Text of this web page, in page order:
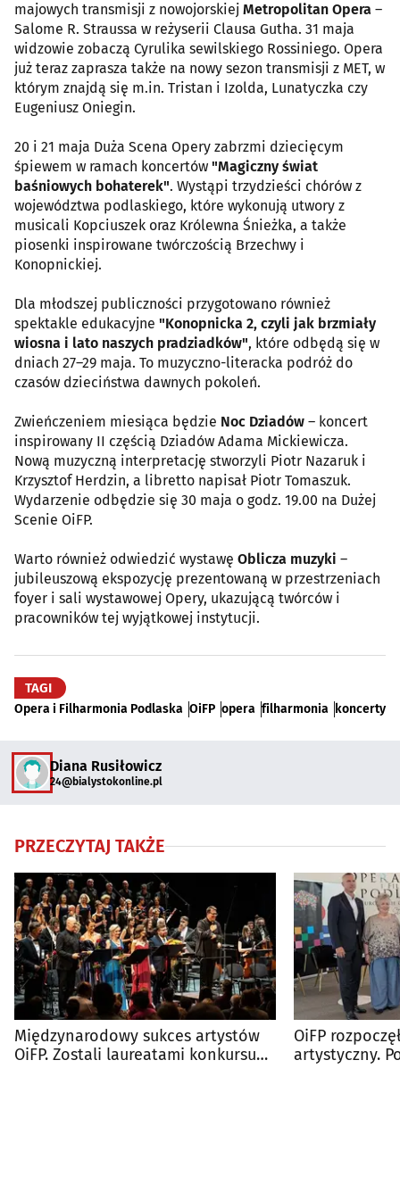
majowych transmisji z nowojorskiej Metropolitan Opera –
Salome R. Straussa w reżyserii Clausa Gutha. 31 maja
widzowie zobaczą Cyrulika sewilskiego Rossiniego. Opera
już teraz zaprasza także na nowy sezon transmisji z MET, w
którym znajdą się m.in. Tristan i Izolda, Lunatyczka czy
Eugeniusz Oniegin.
20 i 21 maja Duża Scena Opery zabrzmi dziecięcym
śpiewem w ramach koncertów "Magiczny świat
baśniowych bohaterek". Wystąpi trzydzieści chórów z
województwa podlaskiego, które wykonują utwory z
musicali Kopciuszek oraz Królewna Śnieżka, a także
piosenki inspirowane twórczością Brzechwy i
Konopnickiej.
Dla młodszej publiczności przygotowano również
spektakle edukacyjne "Konopnicka 2, czyli jak brzmiały
wiosna i lato naszych pradziadków", które odbędą się w
dniach 27–29 maja. To muzyczno-literacka podróż do
czasów dzieciństwa dawnych pokoleń.
Zwieńczeniem miesiąca będzie Noc Dziadów – koncert
inspirowany II częścią Dziadów Adama Mickiewicza.
Nową muzyczną interpretację stworzyli Piotr Nazaruk i
Krzysztof Herdzin, a libretto napisał Piotr Tomaszuk.
Wydarzenie odbędzie się 30 maja o godz. 19.00 na Dużej
Scenie OiFP.
Warto również odwiedzić wystawę Oblicza muzyki –
jubileuszową ekspozycję prezentowaną w przestrzeniach
foyer i sali wystawowej Opery, ukazującą twórców i
pracowników tej wyjątkowej instytucji.
TAGI
Opera i Filharmonia Podlaska OiFP opera filharmonia koncerty
Diana Rusiłowicz
24@bialystokonline.pl
PRZECZYTAJ TAKŻE
Międzynarodowy sukces artystów
OiFP. Zostali laureatami konkursu
OiFP
artystyczny.